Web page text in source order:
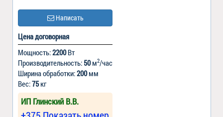
Написать
Цена договорная
Мощность:2200Вт
Производительность: 50м2/час
Ширина обработки:200мм
Вес:75кг
ИП Глинский В.В.